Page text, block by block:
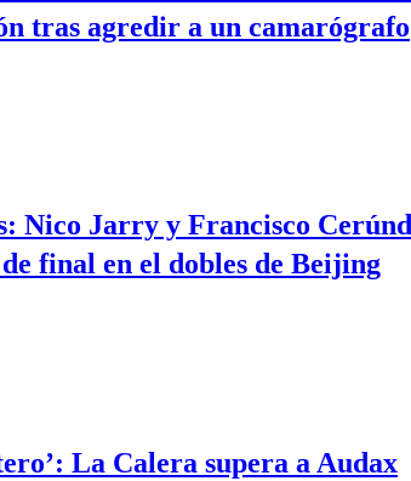
tras agredir a un camarógrafo
Nico Jarry y Francisco
final en el dobles de Beijing
La Calera supera a Audax